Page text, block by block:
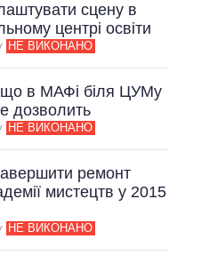
сцену в
центрі освіти
НЕ ВИКОНАНО
в МАФі біля ЦУМу
дозволить
НЕ ВИКОНАНО
ремонт
мистецтв у 2015
НЕ ВИКОНАНО